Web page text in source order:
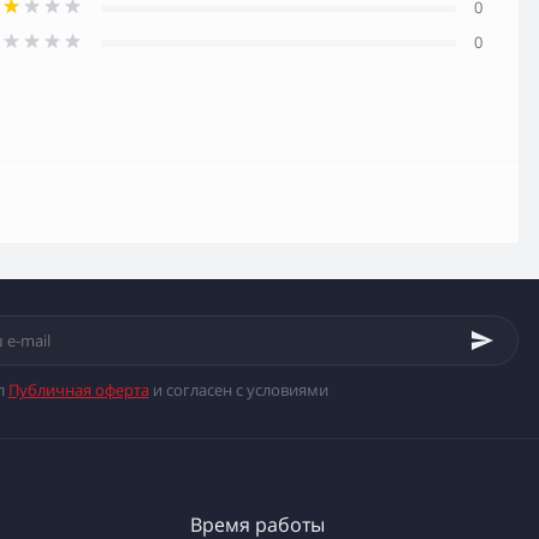
0
0
Публичная офертаи согласен с условиями
Время работы